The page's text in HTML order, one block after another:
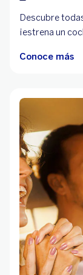
Descubre
¡estrena un
Conoce más